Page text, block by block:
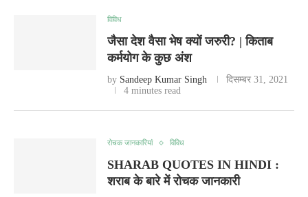
विविध
जैसा देश वैसा भेष क्यों जरुरी? | किताब
कर्मयोग के कुछ अंश
by Sandeep Kumar Singh
दिसम्बर 31, 2021
4 minutes read
रोचक जानकारियां विविध
SHARAB QUOTES IN HINDI :
शराब के बारे में रोचक जानकारी